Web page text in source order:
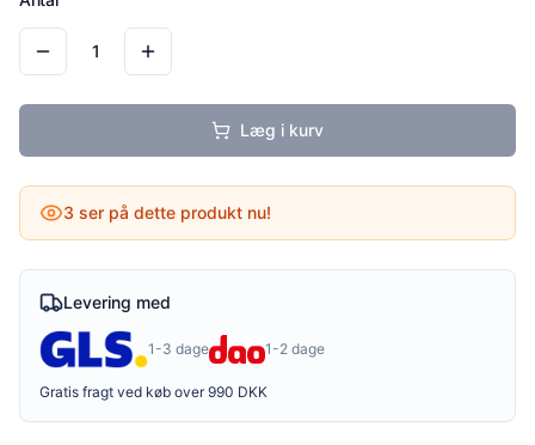
1
Læg i kurv
3 ser på dette produkt nu!
Levering med
1-3 dage 1-2 dage
Gratis fragt ved køb over 990 DKK